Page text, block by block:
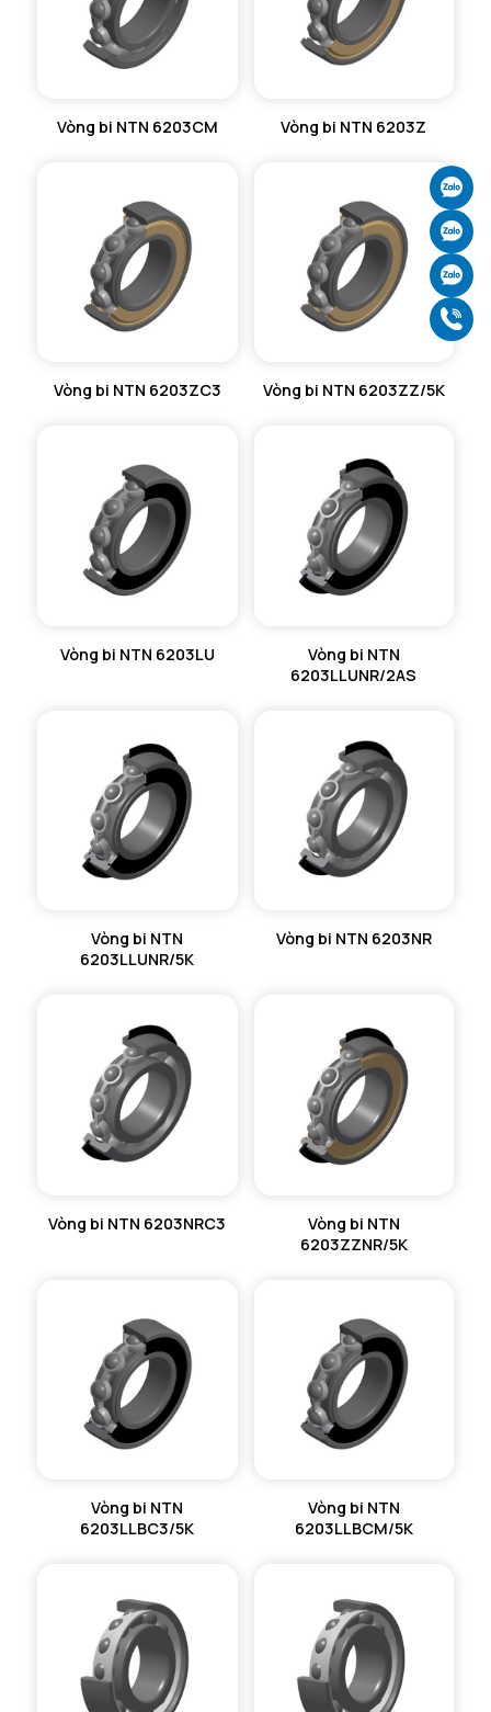
Vòng bi NTN 6203CM Vòng bi NTN 6203Z
Vòng bi NTN 6203ZC3 Vòng bi NTN 6203ZZ/5K
Vòng bi NTN 6203LU
Vòng bi NTN
6203LLUNR/2AS
Vòng bi NTN
6203LLUNR/5K
Vòng bi NTN 6203NR
Vòng bi NTN 6203NRC3
Vòng bi NTN
6203ZZNR/5K
Vòng bi NTN
6203LLBC3/5K
Vòng bi NTN
6203LLBCM/5K